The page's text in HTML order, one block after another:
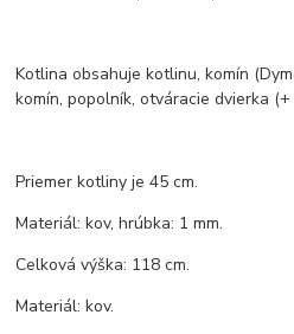
Kotlina obsahuje kotlinu, komín
komín, popolník, otváracie dvierka
Priemer kotliny je 45 cm.
Materiál: kov, hrúbka: 1 mm.
Celková výška: 118 cm.
Materiál: kov.